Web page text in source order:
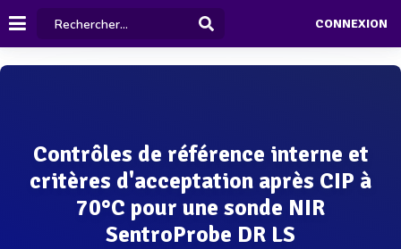
CONNEXION
Contrôles de référence interne et
critères d'acceptation après CIP à
70°C pour une sonde NIR
SentroProbe DR LS